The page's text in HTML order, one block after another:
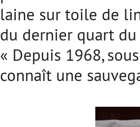
laine sur toile de
du dernier quart du
« Depuis 1968,
connaît une